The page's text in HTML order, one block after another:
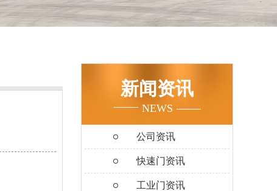
新闻资讯
NEWS
公司资讯
快速门资讯
工业门资讯